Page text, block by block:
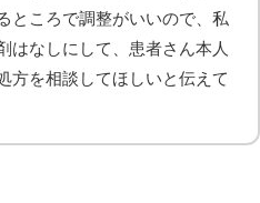
ところで調整がいいので、私
はなしにして、患者さん本人
方を相談してほしいと伝えて